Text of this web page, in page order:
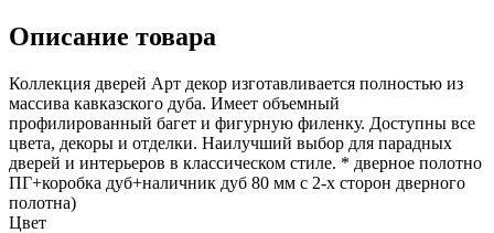
Описание товара
Коллекция дверей Арт декор изготавливается полностью из
массива кавказского дуба. Имеет объемный
профилированный багет и фигурную филенку. Доступны все
цвета, декоры и отделки. Наилучший выбор для парадных
дверей и интерьеров в классическом стиле. * дверное полотно
ПГ+коробка дуб+наличник дуб 80 мм с 2-х сторон дверного
полотна)
Цвет